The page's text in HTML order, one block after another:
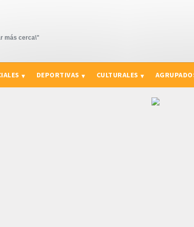
más cerca\"
DEPORTIVAS CULTURALES